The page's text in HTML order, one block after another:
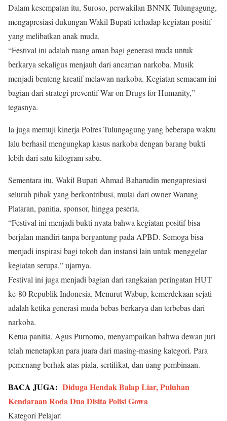
Dalam kesempatan itu, Suroso, perwakilan BNNK Tulungagung,
mengapresiasi dukungan Wakil Bupati terhadap kegiatan positif
yang melibatkan anak muda.
“Festival ini adalah ruang aman bagi generasi muda untuk
berkarya sekaligus menjauh dari ancaman narkoba. Musik
menjadi benteng kreatif melawan narkoba. Kegiatan semacam ini
bagian dari strategi preventif War on Drugs for Humanity,”
tegasnya.
Ia juga memuji kinerja Polres Tulungagung yang beberapa waktu
lalu berhasil mengungkap kasus narkoba dengan barang bukti
lebih dari satu kilogram sabu.
Sementara itu, Wakil Bupati Ahmad Baharudin mengapresiasi
seluruh pihak yang berkontribusi, mulai dari owner Warung
Plataran, panitia, sponsor, hingga peserta.
“Festival ini menjadi bukti nyata bahwa kegiatan positif bisa
berjalan mandiri tanpa bergantung pada APBD. Semoga bisa
menjadi inspirasi bagi tokoh dan instansi lain untuk menggelar
kegiatan serupa,” ujarnya.
Festival ini juga menjadi bagian dari rangkaian peringatan HUT
ke-80 Republik Indonesia. Menurut Wabup, kemerdekaan sejati
adalah ketika generasi muda bebas berkarya dan terbebas dari
narkoba.
Ketua panitia, Agus Purnomo, menyampaikan bahwa dewan juri
telah menetapkan para juara dari masing-masing kategori. Para
pemenang berhak atas piala, sertifikat, dan uang pembinaan.
BACA JUGA: Diduga Hendak Balap Liar, Puluhan
Kendaraan Roda Dua Disita Polisi Gowa
Kategori Pelajar: